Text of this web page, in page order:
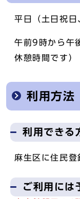
平日（土日祝日
午前9時から午
休憩時間です）
利用方法
利用できる
麻生区に住民
ご利用には